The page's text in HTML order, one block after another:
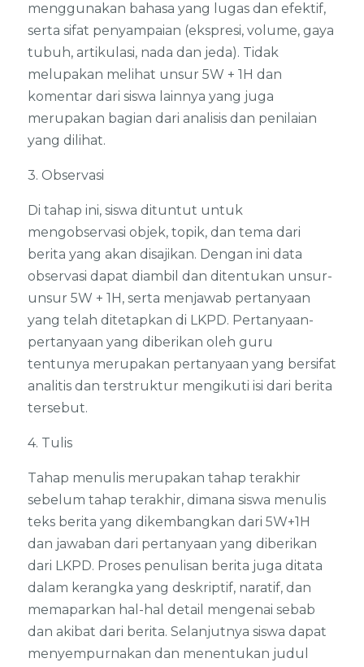
menggunakan bahasa yang lugas dan efektif,
serta sifat penyampaian (ekspresi, volume, gaya
tubuh, artikulasi, nada dan jeda). Tidak
melupakan melihat unsur 5W + 1H dan
komentar dari siswa lainnya yang juga
merupakan bagian dari analisis dan penilaian
yang dilihat.
3. Observasi
Di tahap ini, siswa dituntut untuk
mengobservasi objek, topik, dan tema dari
berita yang akan disajikan. Dengan ini data
observasi dapat diambil dan ditentukan unsur-
unsur 5W + 1H, serta menjawab pertanyaan
yang telah ditetapkan di LKPD. Pertanyaan-
pertanyaan yang diberikan oleh guru
tentunya merupakan pertanyaan yang bersifat
analitis dan terstruktur mengikuti isi dari berita
tersebut.
4. Tulis
Tahap menulis merupakan tahap terakhir
sebelum tahap terakhir, dimana siswa menulis
teks berita yang dikembangkan dari 5W+1H
dan jawaban dari pertanyaan yang diberikan
dari LKPD. Proses penulisan berita juga ditata
dalam kerangka yang deskriptif, naratif, dan
memaparkan hal-hal detail mengenai sebab
dan akibat dari berita. Selanjutnya siswa dapat
menyempurnakan dan menentukan judul